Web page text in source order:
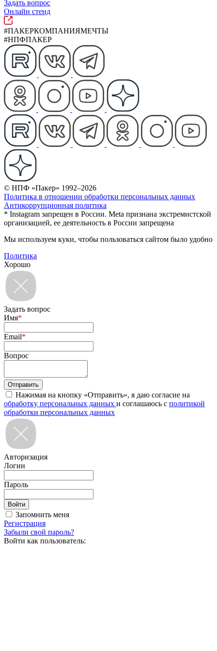
Задать вопрос
Онлайн стенд
#ПАКЕРКОМПАНИЯМЕЧТЫ
#НПФПАКЕР
© НПФ «Пакер» 1992–2026
Политика в отношении обработки персональных данных
Антикоррупционная политика
* Instagram запрещен в России. Meta признана экстремистской
организацией, ее деятельность в России запрещена
Мы используем куки, чтобы пользоваться сайтом было удобно
Политика
Хорошо
Задать вопрос
Имя*
Email*
Вопрос
Нажимая на кнопку «Отправить», я даю согласие на
обработку персональных данных и соглашаюсь с политикой
обработки персональных данных
Авторизация
Логин
Пароль
Запомнить меня
Регистрация
Забыли свой пароль?
Войти как пользователь: